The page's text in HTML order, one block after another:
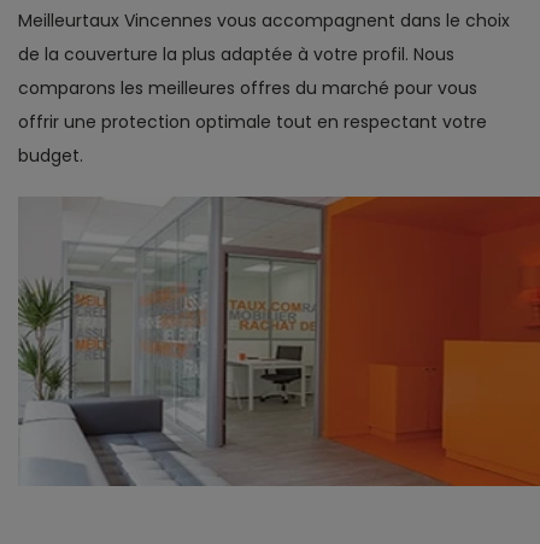
Meilleurtaux Vincennes vous accompagnent dans le choix
de la couverture la plus adaptée à votre profil. Nous
comparons les meilleures offres du marché pour vous
offrir une protection optimale tout en respectant votre
budget.